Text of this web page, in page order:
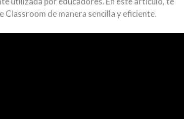
Classroom de manera sencilla y eficiente.